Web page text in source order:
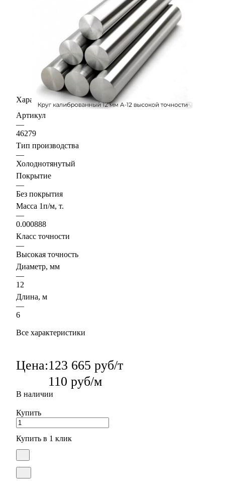
Характеристики
Артикул
—
46279
Тип производства
—
Холоднотянутый
Покрытие
—
Без покрытия
Масса 1п/м, т.
—
0.000888
Класс точности
—
Высокая точность
Диаметр, мм
—
12
Длина, м
—
6
Все характеристики
Цена:123 665 руб/т
110 руб/м
В наличии
Купить
Купить в 1 клик